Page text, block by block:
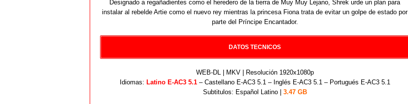
Designado a regañadientes como el heredero de la tierra de Muy Muy Lejano, Shrek urde un plan para
instalar al rebelde Artie como el nuevo rey mientras la princesa Fiona trata de evitar un golpe de estado por
parte del Príncipe Encantador.
DATOS TECNICOS
WEB-DL | MKV | Resolución 1920x1080p
Idiomas: Latino E-AC3 5.1– Castellano E-AC3 5.1 – Inglés E-AC3 5.1 – Portugués E-AC3 5.1
Subtitulos: Español Latino | 3.47 GB